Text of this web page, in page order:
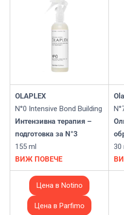
OLAPLEX
N°0 Intensive Bond Building
Интензивна терапия –
подготовка за N°3
155 ml
ВИЖ ПОВЕЧЕ
30
Цена в Notino
Цена в Parfimo